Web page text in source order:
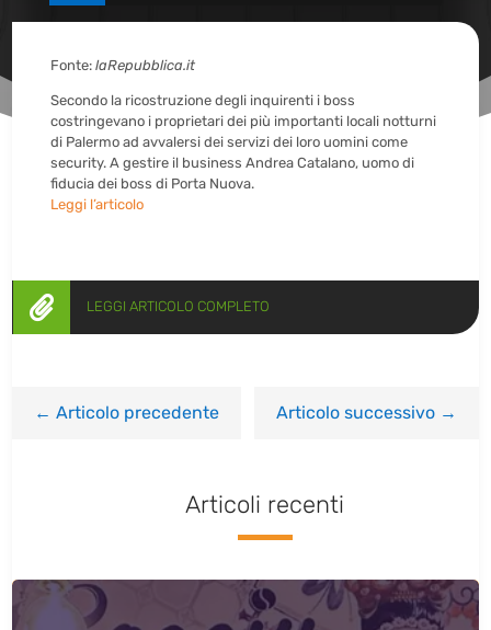
Fonte:laRepubblica.it
Secondo la ricostruzione degli inquirenti i boss
costringevano i proprietari dei più importanti locali notturni
di Palermo ad avvalersi dei servizi dei loro uomini come
security. A gestire il business Andrea Catalano, uomo di
fiducia dei boss di Porta Nuova.
Leggi l’articolo
 LEGGI ARTICOLO COMPLETO
←Articolo precedente Articolo successivo→
Articoli recenti